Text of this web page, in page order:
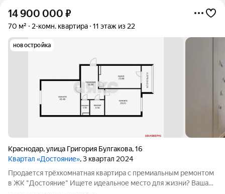
14 900 000 ₽
70 м² 2-комн. квартира 11 этаж из 22
новостройка
Краснодар,улица Григория Булгакова,16
Квартал «Достояние», 3 квартал 2024
Продается трёхкомнатная квартира с премиальным ремонтом
в ЖК "Достояние" Ищете идеальное место для жизни? Ваша